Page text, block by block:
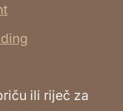
ili riječ za